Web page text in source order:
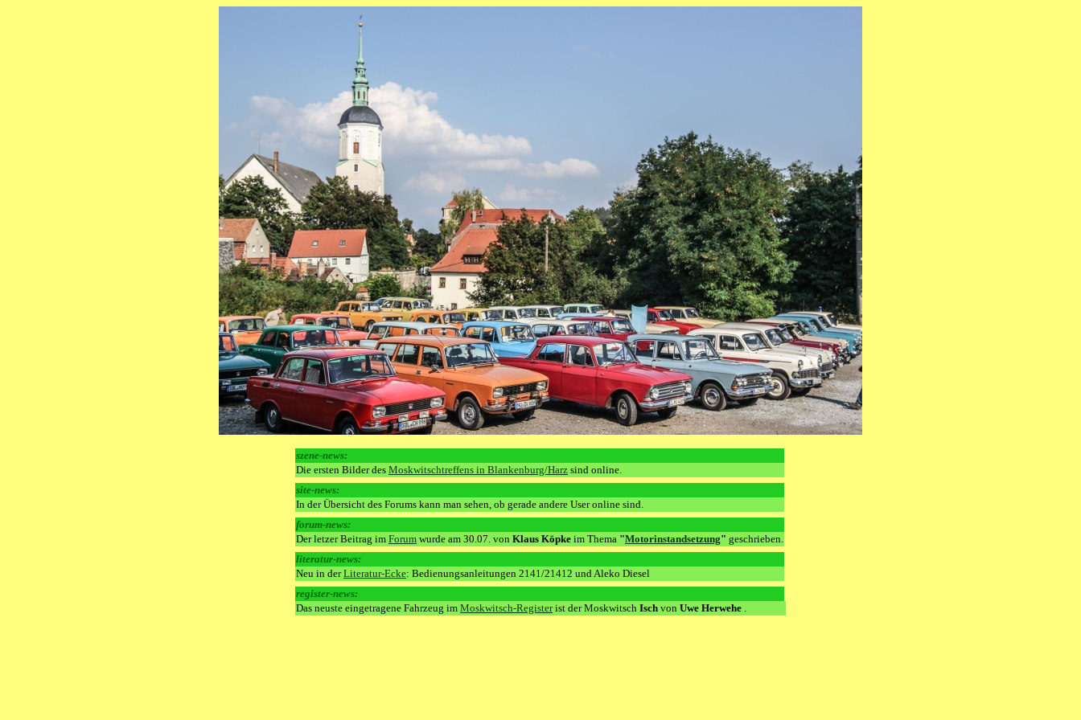
szene-news:
Die ersten Bilder des Moskwitschtreffens in Blankenburg/Harz sind online.
site-news:
In der Übersicht des Forums kann man sehen, ob gerade andere User online sind.
forum-news:
Der letzer Beitrag im Forum wurde am 30.07. von Klaus Köpke im Thema "Motorinstandsetzung" geschrieben.
literatur-news:
Neu in derLiteratur-Ecke: Bedienungsanleitungen 2141/21412 und Aleko Diesel
register-news:
Das neuste eingetragene Fahrzeug im Moskwitsch-Registerist der Moskwitsch Isch von Uwe Herwehe .